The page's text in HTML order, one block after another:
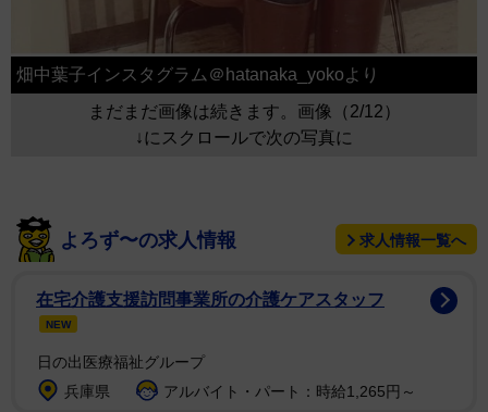
畑中葉子インスタグラム＠hatanaka_yokoより
まだまだ画像は続きます。画像（2/12）
↓にスクロールで次の写真に
よろず〜の求人情報 求人情報一覧へ
在宅介護支援訪問事業所の介護ケアスタッフ
NEW
日の出医療福祉グループ
兵庫県
アルバイト・パート：時給1,265円～